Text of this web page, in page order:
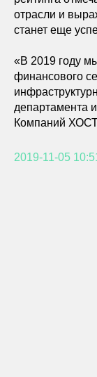
отрасли и
станет еще
«В 2019 году
финансового
департамента
Компаний
2019-11-05